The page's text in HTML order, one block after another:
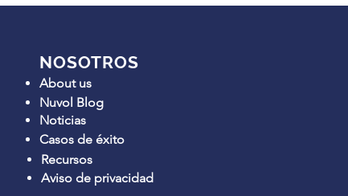
NOSOTROS
About us
Nuvol Blog
Noticias
Casos de éxito
Recursos
Aviso de privacidad